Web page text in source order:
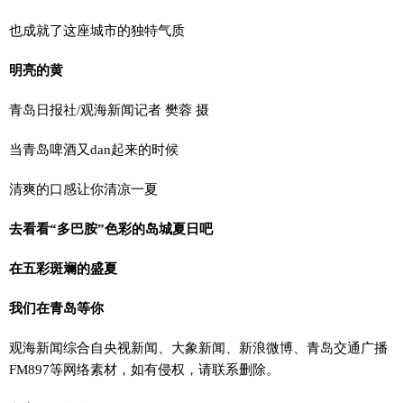
也成就了这座城市的独特气质
明亮的黄
青岛日报社/观海新闻记者 樊蓉 摄
当青岛啤酒又dan起来的时候
清爽的口感让你清凉一夏
去看看“多巴胺”色彩的岛城夏日吧
在五彩斑斓的盛夏
我们在青岛等你
观海新闻综合自央视新闻、大象新闻、新浪微博、青岛交通广播
FM897等网络素材，如有侵权，请联系删除。